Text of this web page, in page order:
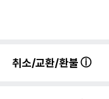
취소/교환/환불